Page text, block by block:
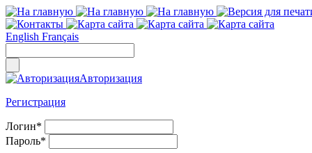
English Français
Авторизация
Регистрация
Логин*
Пароль*